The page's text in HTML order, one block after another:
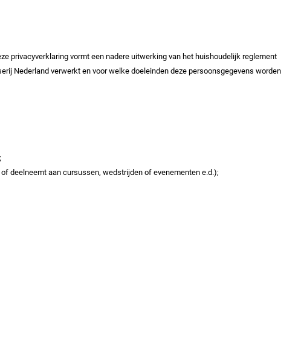
privacyverklaring vormt een nadere uitwerking van het huishoudelijk reglement
Nederland verwerkt en voor welke doeleinden deze persoonsgegevens worden
deelneemt aan cursussen, wedstrijden of evenementen e.d.);